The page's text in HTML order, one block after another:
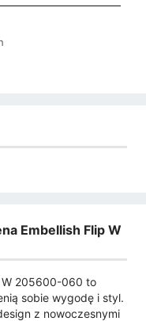
Embellish Flip W
W 205600-060 to
sobie wygodę i styl.
z nowoczesnymi